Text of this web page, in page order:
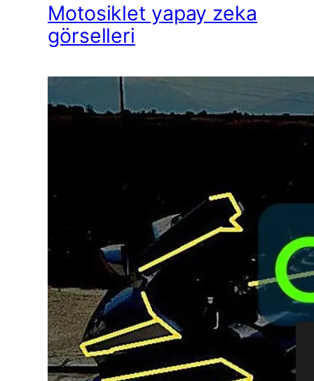
Motosiklet yapay zeka
görselleri